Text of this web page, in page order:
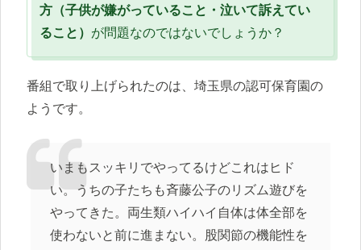
方（子供が嫌がっていること・泣いて訴えてい
ること） が問題なのではないでしょうか？
番組で取り上げられたのは、埼玉県の認可保育園の
ようです。
いまもスッキリでやってるけどこれはヒド
い。うちの子たちも斉藤公子のリズム遊びを
やってきた。両生類ハイハイ自体は体全部を
使わないと前に進まない。股関節の機能性を